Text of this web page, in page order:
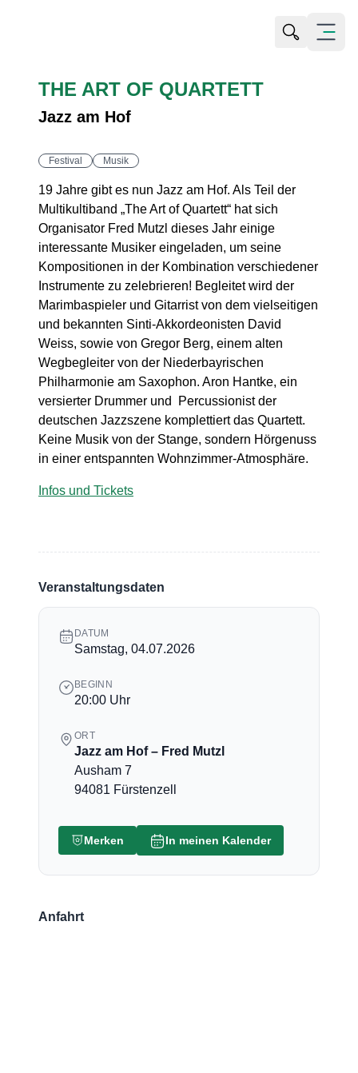
Suche
Menü
THE ART OF QUARTETT
Jazz am Hof
Festival Musik
19 Jahre gibt es nun Jazz am Hof. Als Teil der
Multikultiband „The Art of Quartett“ hat sich
Organisator Fred Mutzl dieses Jahr einige
interessante Musiker eingeladen, um seine
Kompositionen in der Kombination verschiedener
Instrumente zu zelebrieren! Begleitet wird der
Marimbaspieler und Gitarrist von dem vielseitigen
und bekannten Sinti-Akkordeonisten David
Weiss, sowie von Gregor Berg, einem alten
Wegbegleiter von der Niederbayrischen
Philharmonie am Saxophon. Aron Hantke, ein
versierter Drummer und Percussionist der
deutschen Jazzszene komplettiert das Quartett.
Keine Musik von der Stange, sondern Hörgenuss
in einer entspannten Wohnzimmer-Atmosphäre.
Infos und Tickets
Veranstaltungsdaten
DATUM
Samstag, 04.07.2026
BEGINN
20:00 Uhr
ORT
Jazz am Hof – Fred Mutzl
Ausham 7
94081 Fürstenzell
Merken In meinen Kalender
Anfahrt